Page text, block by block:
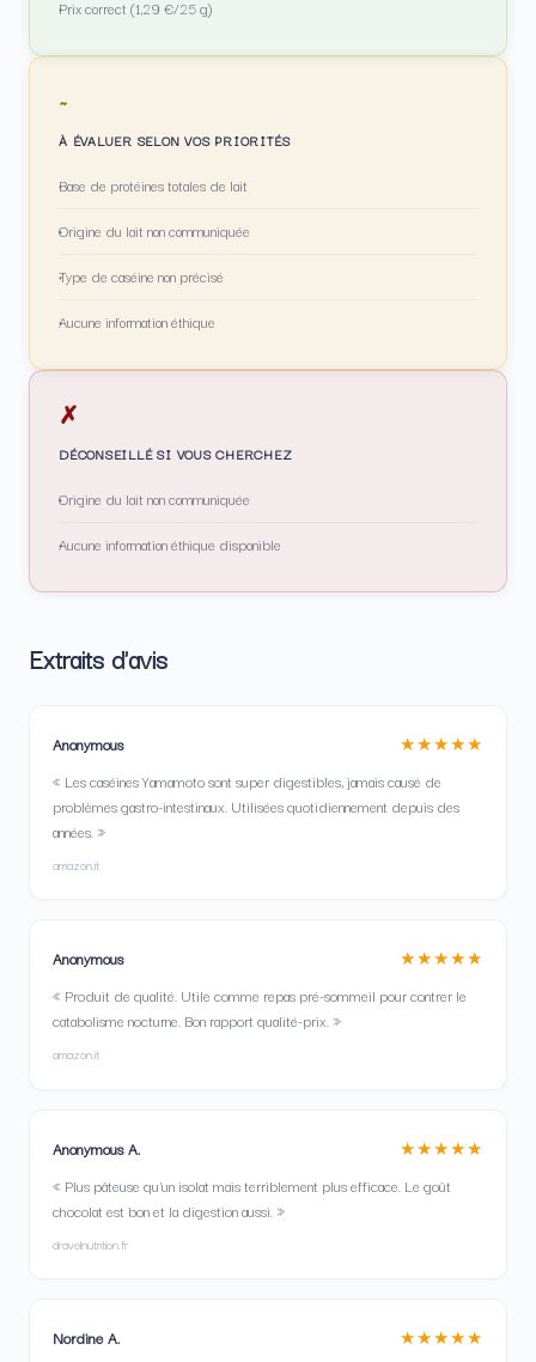
Prix correct (1,29 €/25 g)
~
À ÉVALUER SELON VOS PRIORITÉS
Base de protéines totales de lait
Origine du lait non communiquée
Type de caséine non précisé
Aucune information éthique
✗
DÉCONSEILLÉ SI VOUS CHERCHEZ
Origine du lait non communiquée
Aucune information éthique disponible
Extraits d'avis
Anonymous ★★★★★
« Les caséines Yamamoto sont super digestibles, jamais causé de
problèmes gastro-intestinaux. Utilisées quotidiennement depuis des
années. »
amazon.it
Anonymous ★★★★★
« Produit de qualité. Utile comme repas pré-sommeil pour contrer le
catabolisme nocturne. Bon rapport qualité-prix. »
amazon.it
Anonymous A. ★★★★★
« Plus pâteuse qu'un isolat mais terriblement plus efficace. Le goût
chocolat est bon et la digestion aussi. »
dravelnutrition.fr
Nordine A. ★★★★★